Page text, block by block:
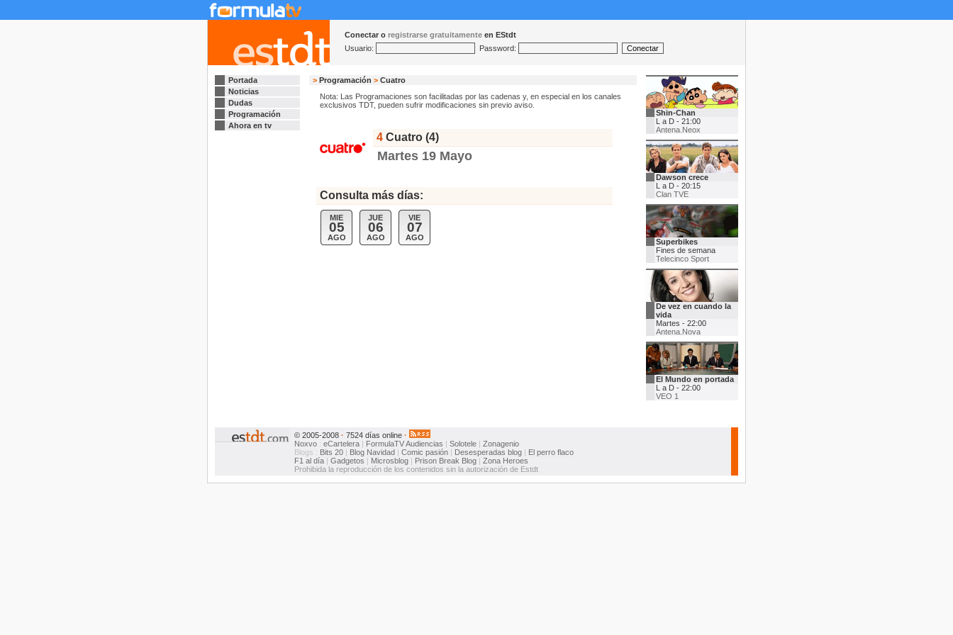
Conectar o registrarse gratuitamente en EStdt
Usuario:
Password:
Portada
Noticias
Dudas
Programación
Ahora en tv
> Programación > Cuatro
Nota: Las Programaciones son facilitadas por las cadenas y, en especial en los canales
exclusivos TDT, pueden sufrir modificaciones sin previo aviso.
4 Cuatro (4)
Martes 19 Mayo
Consulta más días:
MIE
05
AGO
JUE
06
AGO
VIE
07
AGO
Shin-Chan
L a D - 21:00
Antena.Neox
Dawson crece
L a D - 20:15
Clan TVE
Superbikes
Fines de semana
Telecinco Sport
De vez en cuando la
vida
Martes - 22:00
Antena.Nova
El Mundo en portada
L a D - 22:00
VEO 1
© 2005-2008 · 7524 días online ·
Noxvo : eCartelera | FormulaTVAudiencias | Solotele | Zonagenio
Blogs : Bits 20 | Blog Navidad | Comic pasión | Desesperadas blog | El perro flaco
F1 al día | Gadgetos | Microsblog | Prison Break Blog | Zona Heroes
Prohibida la reproducción de los contenidos sin la autorización de Estdt